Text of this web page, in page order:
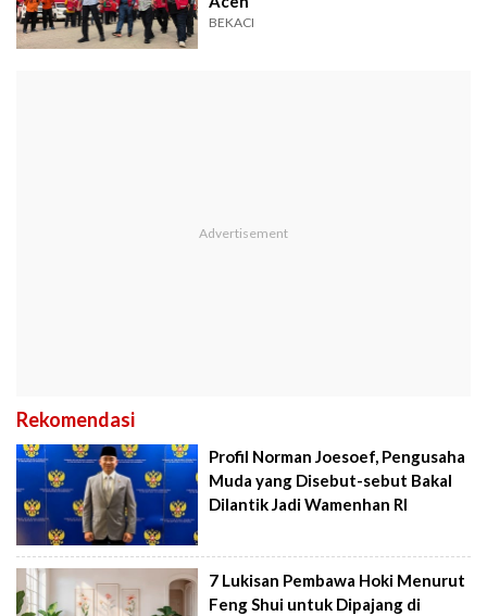
BEKACI
Rekomendasi
Profil Norman Joesoef, Pengusaha
Muda yang Disebut-sebut Bakal
Dilantik Jadi Wamenhan RI
7 Lukisan Pembawa Hoki Menurut
Feng Shui untuk Dipajang di